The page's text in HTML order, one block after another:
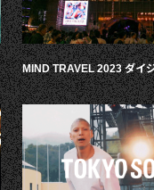
MIND TRAVEL 2023 ダイ